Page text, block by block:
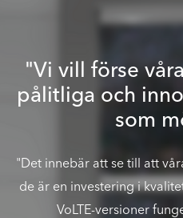
"Vi vill förse
pålitliga och
som
"Det innebär att se till att
de är en investering i
VoLTE-versioner